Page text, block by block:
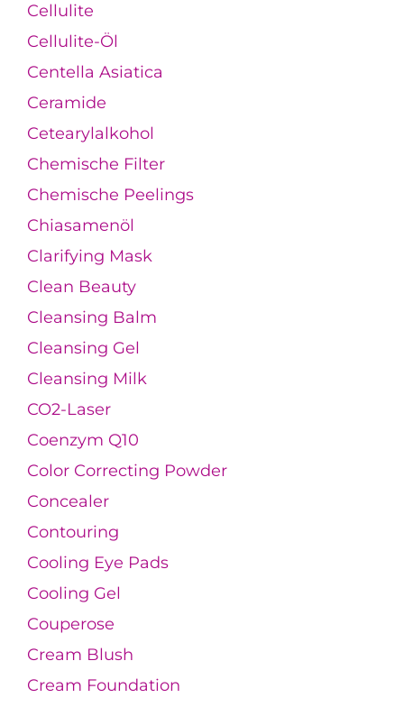
Cellulite
Cellulite-Öl
Centella Asiatica
Ceramide
Cetearylalkohol
Chemische Filter
Chemische Peelings
Chiasamenöl
Clarifying Mask
Clean Beauty
Cleansing Balm
Cleansing Gel
Cleansing Milk
CO2-Laser
Coenzym Q10
Color Correcting Powder
Concealer
Contouring
Cooling Eye Pads
Cooling Gel
Couperose
Cream Blush
Cream Foundation